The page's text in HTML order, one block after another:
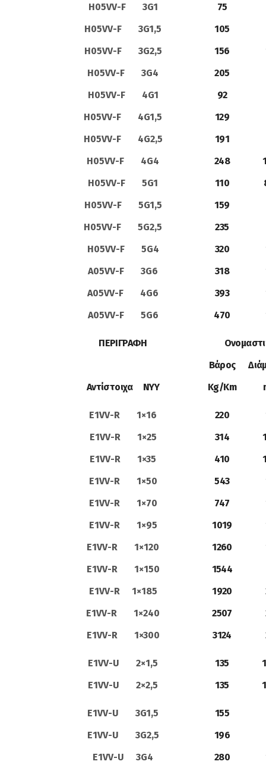
H05VV-F 3G1
75
H05VV-F 3G1,5
105
H05VV-F 3G2,5
156
Η05VV-F 3G4
205
H05VV-F 4G1
92
H05VV-F 4G1,5
129
H05VV-F 4G2,5
191
Η05VV-F 4G4
248
Η05VV-F 5G1
110
Η05VV-F 5G1,5
159
Η05VV-F 5G2,5
235
Η05VV-F 5G4
320
A05VV-F 3G6
318
A05VV-F 4G6
393
A05VV-F 5G6
470
ΠΕΡΙΓΡΑΦΗ
Βάρος
Αντίστοιχα ΝΥΥ
Kg/Km
E1VV-R 1×16 220
E1VV-R 1×25
314
E1VV-R 1×35
410
E1VV-R 1×50
543
E1VV-R 1×70
747
E1VV-R 1×95
1019
E1VV-R 1×120
1260
E1VV-R 1×150
1544
E1VV-R 1×185
1920
E1VV-R 1×240
2507
E1VV-R 1×300
3124
E1VV-U 2×1,5 135
E1VV-U 2×2,5
135
E1VV-U 3G1,5 155
E1VV-U 3G2,5
196
E1VV-U 3G4
280